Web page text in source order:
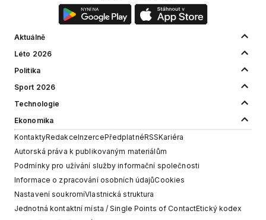
Aktuálně
Léto 2026
Politika
Sport 2026
Technologie
Ekonomika
KontaktyRedakceInzercePředplatnéRSSKariéra
Autorská práva k publikovaným materiálům
Podmínky pro užívání služby informační společnosti
Informace o zpracování osobních údajůCookies
Nastavení soukromíVlastnická struktura
Jednotná kontaktní místa / Single Points of ContactEtický kodex